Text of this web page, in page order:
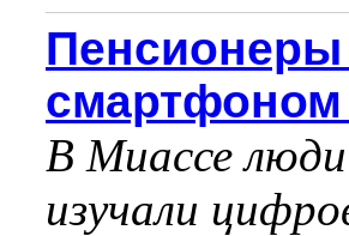
Пенсионеры
В Миассе
изучали